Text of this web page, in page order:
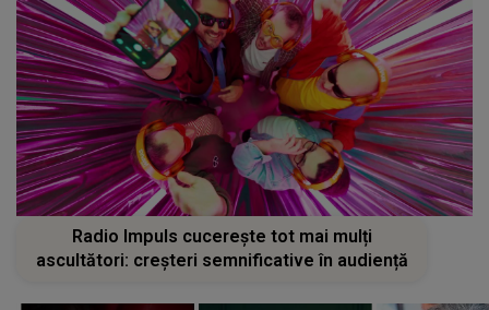
Radio Impuls cucerește tot mai mulți
ascultători: creșteri semnificative în audiență